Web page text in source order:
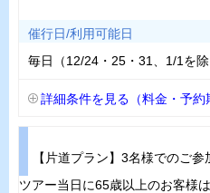
催行日/利用可能日
毎日（12/24・25・31、1/1を除
詳細条件を見る（料金・予約
【片道プラン】3名様でのご参
ツアー当日に65歳以上のお客様